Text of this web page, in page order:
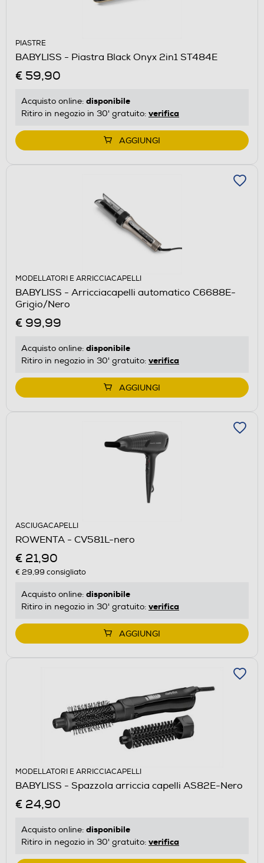
PIASTRE
BABYLISS - Piastra Black Onyx 2in1 ST484E
€ 59,90
Acquisto online: disponibile
Ritiro in negozio in 30' gratuito: verifica
AGGIUNGI
MODELLATORI E ARRICCIACAPELLI
BABYLISS - Arricciacapelli automatico C6688E-
Grigio/Nero
€ 99,99
Acquisto online: disponibile
Ritiro in negozio in 30' gratuito: verifica
AGGIUNGI
ASCIUGACAPELLI
ROWENTA - CV581L-nero
€ 21,90
€ 29,99 consigliato
Acquisto online: disponibile
Ritiro in negozio in 30' gratuito: verifica
AGGIUNGI
MODELLATORI E ARRICCIACAPELLI
BABYLISS - Spazzola arriccia capelli AS82E-Nero
€ 24,90
Acquisto online: disponibile
Ritiro in negozio in 30' gratuito: verifica